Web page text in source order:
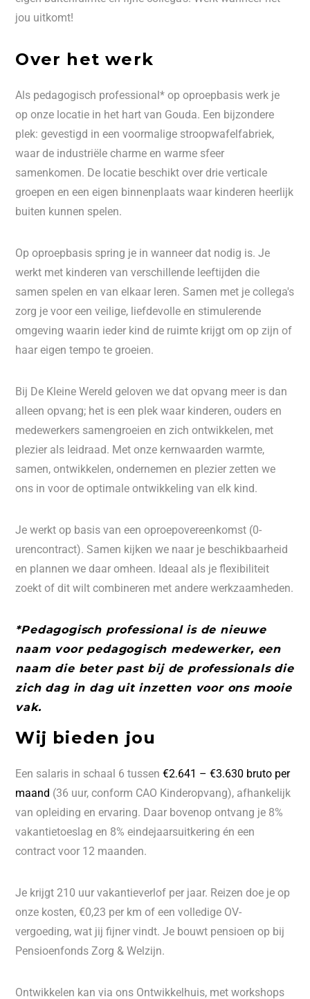
jou uitkomt!
Over het werk
Als pedagogisch professional* op oproepbasis werk je
op onze locatie in het hart van Gouda. Een bijzondere
plek: gevestigd in een voormalige stroopwafelfabriek,
waar de industriële charme en warme sfeer
samenkomen. De locatie beschikt over drie verticale
groepen en een eigen binnenplaats waar kinderen heerlijk
buiten kunnen spelen.
Op oproepbasis spring je in wanneer dat nodig is. Je
werkt met kinderen van verschillende leeftijden die
samen spelen en van elkaar leren. Samen met je collega's
zorg je voor een veilige, liefdevolle en stimulerende
omgeving waarin ieder kind de ruimte krijgt om op zijn of
haar eigen tempo te groeien.
Bij De Kleine Wereld geloven we dat opvang meer is dan
alleen opvang; het is een plek waar kinderen, ouders en
medewerkers samengroeien en zich ontwikkelen, met
plezier als leidraad. Met onze kernwaarden warmte,
samen, ontwikkelen, ondernemen en plezier zetten we
ons in voor de optimale ontwikkeling van elk kind.
Je werkt op basis van een oproepovereenkomst (0-
urencontract). Samen kijken we naar je beschikbaarheid
en plannen we daar omheen. Ideaal als je flexibiliteit
zoekt of dit wilt combineren met andere werkzaamheden.
*Pedagogisch professional is de nieuwe
naam voor pedagogisch medewerker, een
naam die beter past bij de professionals die
zich dag in dag uit inzetten voor ons mooie
vak.
Wij bieden jou
Een salaris in schaal 6 tussen€2.641 – €3.630 bruto per
maand (36 uur, conform CAO Kinderopvang), afhankelijk
van opleiding en ervaring. Daar bovenop ontvang je 8%
vakantietoeslag en 8% eindejaarsuitkering én een
contract voor 12 maanden.
Je krijgt 210 uur vakantieverlof per jaar. Reizen doe je op
onze kosten, €0,23 per km of een volledige OV-
vergoeding, wat jij fijner vindt. Je bouwt pensioen op bij
Pensioenfonds Zorg & Welzijn.
Ontwikkelen kan via ons Ontwikkelhuis, met workshops